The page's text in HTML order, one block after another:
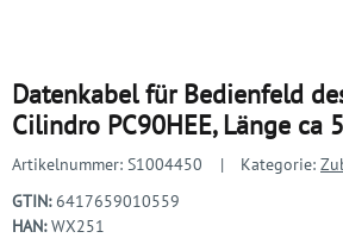
Datenkabel für Bedienfeld
Cilindro PC90HEE, Länge ca
Artikelnummer: S1004450 Kategorie:
GTIN: 6417659010559
HAN: WX251